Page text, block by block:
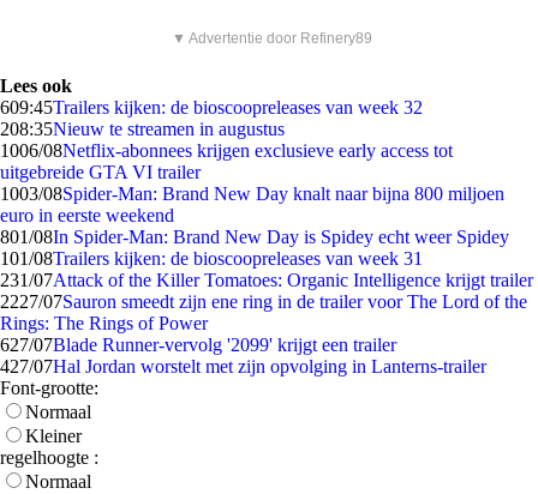
▼ Advertentie door Refinery89
Lees ook
609:45Trailers kijken: de bioscoopreleases van week 32
208:35Nieuw te streamen in augustus
1006/08Netflix-abonnees krijgen exclusieve early access tot
uitgebreide GTA VI trailer
1003/08Spider-Man: Brand New Day knalt naar bijna 800 miljoen
euro in eerste weekend
801/08In Spider-Man: Brand New Day is Spidey echt weer Spidey
101/08Trailers kijken: de bioscoopreleases van week 31
231/07Attack of the Killer Tomatoes: Organic Intelligence krijgt trailer
2227/07Sauron smeedt zijn ene ring in de trailer voor The Lord of the
Rings: The Rings of Power
627/07Blade Runner-vervolg '2099' krijgt een trailer
427/07Hal Jordan worstelt met zijn opvolging in Lanterns-trailer
Font-grootte:
Normaal
Kleiner
regelhoogte :
Normaal